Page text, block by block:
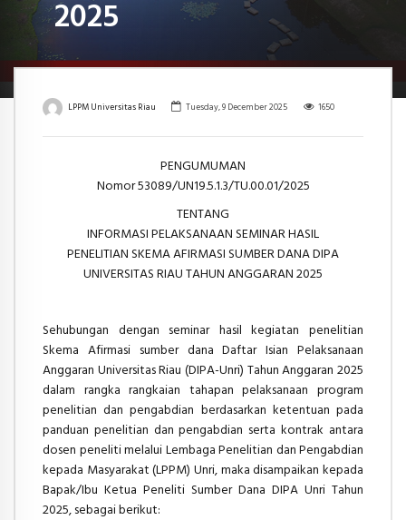
2025
LPPM Universitas Riau Tuesday, 9 December 2025 1650
PENGUMUMAN
Nomor 53089/UN19.5.1.3/TU.00.01/2025
TENTANG
INFORMASI PELAKSANAAN SEMINAR HASIL
PENELITIAN SKEMA AFIRMASI SUMBER DANA DIPA
UNIVERSITAS RIAU TAHUN ANGGARAN 2025
Sehubungan dengan seminar hasil kegiatan penelitian
Skema Afirmasi sumber dana Daftar Isian Pelaksanaan
Anggaran Universitas Riau (DIPA-Unri) Tahun Anggaran 2025
dalam rangka rangkaian tahapan pelaksanaan program
penelitian dan pengabdian berdasarkan ketentuan pada
panduan penelitian dan pengabdian serta kontrak antara
dosen peneliti melalui Lembaga Penelitian dan Pengabdian
kepada Masyarakat (LPPM) Unri, maka disampaikan kepada
Bapak/Ibu Ketua Peneliti Sumber Dana DIPA Unri Tahun
2025, sebagai berikut: